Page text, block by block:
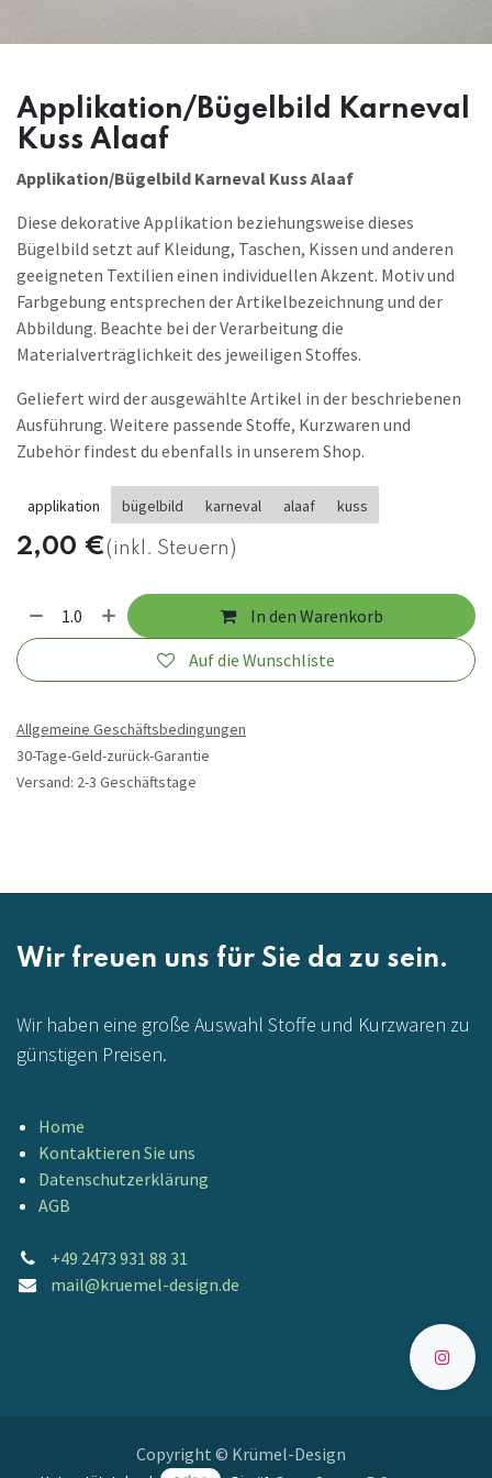
Applikation/Bügelbild Karneval
Kuss Alaaf
Applikation/Bügelbild Karneval Kuss Alaaf
Diese dekorative Applikation beziehungsweise dieses
Bügelbild setzt auf Kleidung, Taschen, Kissen und anderen
geeigneten Textilien einen individuellen Akzent. Motiv und
Farbgebung entsprechen der Artikelbezeichnung und der
Abbildung. Beachte bei der Verarbeitung die
Materialverträglichkeit des jeweiligen Stoffes.
Geliefert wird der ausgewählte Artikel in der beschriebenen
Ausführung. Weitere passende Stoffe, Kurzwaren und
Zubehör findest du ebenfalls in unserem Shop.
applikation bügelbild karneval alaaf kuss
2,00 €(inkl. Steuern)
In den Warenkorb
Auf die Wunschliste
Allgemeine Geschäftsbedingungen
30-Tage-Geld-zurück-Garantie
Versand: 2-3 Geschäftstage
Wir freuen uns für Sie da zu sein.
Wir haben eine große Auswahl Stoffe und Kurzwaren zu
günstigen Preisen.
Home
Kontaktieren Sie uns
Datenschutzerklärung
AGB
+49 2473 931 88 31
mail@kruemel-design.de
Copyright © Krümel-Design